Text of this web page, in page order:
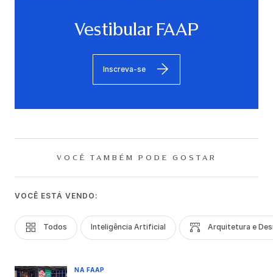
Vestibular FAAP
Inscreva-se
VOCÊ TAMBÉM PODE GOSTAR
VOCÊ ESTÁ VENDO:
Todos Inteligência Artificial Arquitetura e
NA FAAP